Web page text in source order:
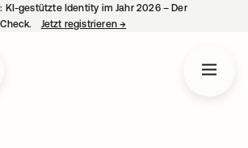
KI-gestützte Identity im Jahr 2026 – Der
Jetzt registrieren→